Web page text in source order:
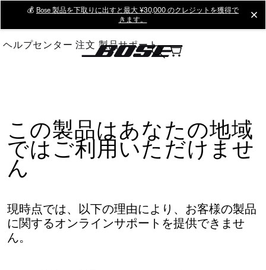
Main
💰 Bose 製品を下取りに出すと最大 ¥30,000 のクレジットを獲得で
きます。
ヘルプセンター 注文 製品サポート
この製品はあなたの地域
ではご利用いただけませ
ん
現時点では、以下の理由により、お客様の製品
に関するオンラインサポートを提供できませ
ん。